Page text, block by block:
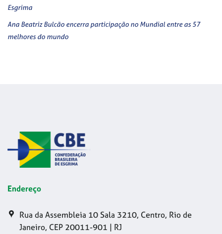
Esgrima
Ana Beatriz Bulcão encerra participação no Mundial entre as 57
melhores do mundo
Endereço
Rua da Assembleia 10 Sala 3210, Centro, Rio de
Janeiro, CEP 20011-901 | RJ